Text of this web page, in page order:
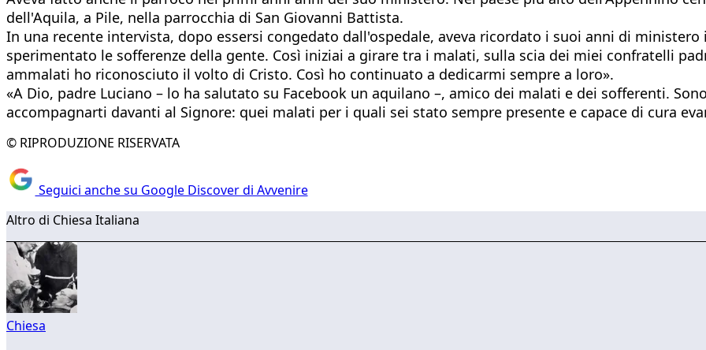
dell'Aquila, a Pile, nella parrocchia di San Giovanni Battista.
In una recente intervista, dopo essersi congedato dall'ospedale, aveva ricordato i suoi anni di
sperimentato le sofferenze della gente. Così iniziai a girare tra i malati, sulla scia dei miei confratelli
ammalati ho riconosciuto il volto di Cristo. Così ho continuato a dedicarmi sempre a loro».
«A Dio, padre Luciano – lo ha salutato su Facebook un aquilano –, amico dei malati e dei sofferenti.
accompagnarti davanti al Signore: quei malati per i quali sei stato sempre presente e capace di cura
© RIPRODUZIONE RISERVATA
Seguici anche su Google Discover di Avvenire
Altro di Chiesa Italiana
Chiesa